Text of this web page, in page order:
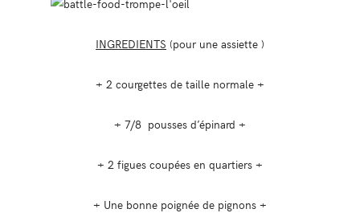
INGREDIENTS (pour une assiette )
+ 2 courgettes de taille normale +
+ 7/8 pousses d’épinard +
+ 2 figues coupées en quartiers +
+ Une bonne poignée de pignons +